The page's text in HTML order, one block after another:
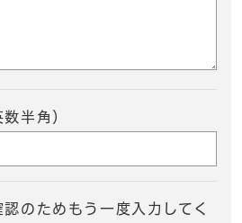
半角）
のためもう一度入力してく